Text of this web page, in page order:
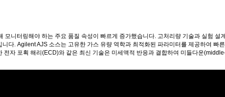
니터링해야 하는 주요 품질 속성이 빠르게 증가했습니다. 고처리량 기술과 실험
다. Agilent AJS 소스는 고유한 가스 유량 역학과 최적화된 파라미터를 제공하여 빠
자 포획 해리(ECD)와 같은 최신 기술은 미세액적 반응과 결합하여 미들다운